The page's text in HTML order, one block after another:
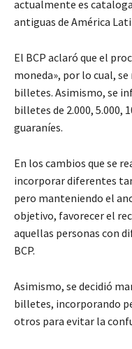
actualmente es
antiguas de América
El BCP aclaró que el
moneda», por lo cual,
billetes. Asimismo, se
billetes de 2.000, 5.000,
guaraníes.
En los cambios que se
incorporar diferentes
pero manteniendo el
objetivo, favorecer el
aquellas personas con
BCP.
Asimismo, se decidió
billetes, incorporando
otros para evitar la